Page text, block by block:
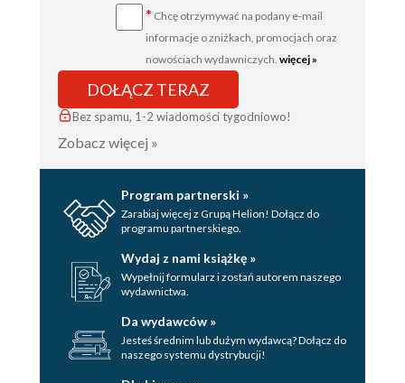
* Chcę otrzymywać na podany e-mail
informacje o zniżkach, promocjach oraz
nowościach wydawniczych. więcej »
DOŁĄCZ TERAZ
Bez spamu, 1-2 wiadomości tygodniowo!
Zobacz więcej »
Program partnerski »
Zarabiaj więcej z Grupą Helion! Dołącz do
programu partnerskiego.
Wydaj z nami książkę »
Wypełnij formularz i zostań autorem naszego
wydawnictwa.
Da wydawców »
Jesteś średnim lub dużym wydawcą? Dołącz do
naszego systemu dystrybucji!